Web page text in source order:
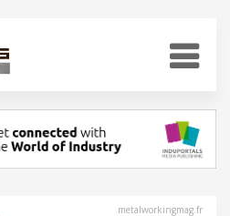
metalworkingmag.fr